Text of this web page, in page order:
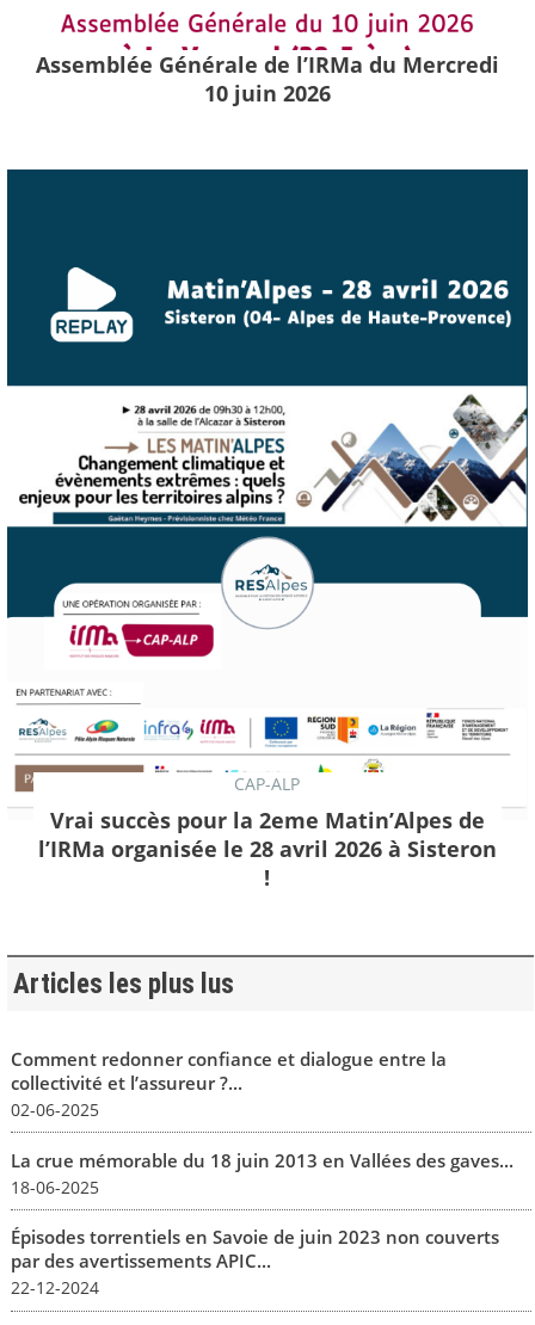
Assemblée Générale de l’IRMa du Mercredi
10 juin 2026
CAP-ALP
Vrai succès pour la 2eme Matin’Alpes de
l’IRMa organisée le 28 avril 2026 à Sisteron
!
Articles les plus lus
Comment redonner confiance et dialogue entre la
collectivité et l’assureur ?...
02-06-2025
La crue mémorable du 18 juin 2013 en Vallées des gaves...
18-06-2025
Épisodes torrentiels en Savoie de juin 2023 non couverts
par des avertissements APIC...
22-12-2024